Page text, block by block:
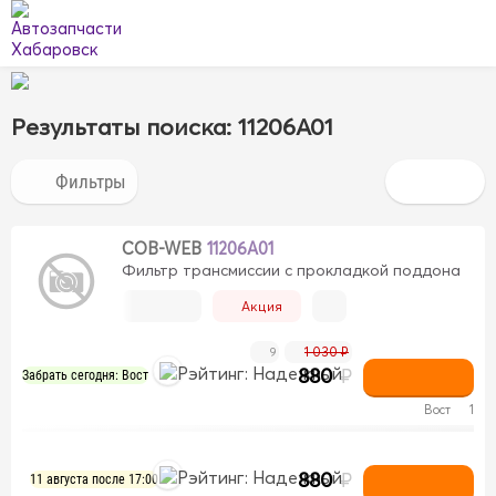
Результаты поиска: 11206A01
COB-WEB 11206A01
Фильтр трансмиссии с прокладкой поддона
Акция
Забрать сегодня: Вост
9 1 030 ₽
880 ₽
Вост 1
11 августа после 17:00 880 ₽